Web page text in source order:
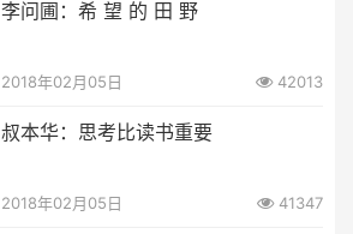
李问圃：希 望 的 田 野
2018年02月05日 42013
叔本华：思考比读书重要
2018年02月05日 41347